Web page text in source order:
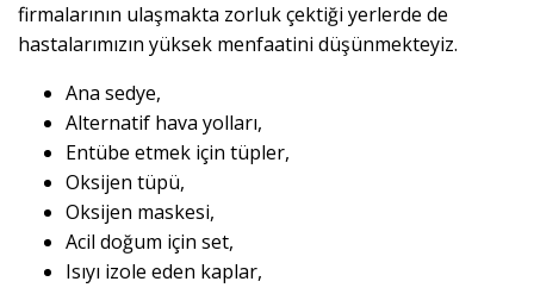
firmalarının ulaşmakta zorluk çektiği yerlerde de
hastalarımızın yüksek menfaatini düşünmekteyiz.
Ana sedye,
Alternatif hava yolları,
Entübe etmek için tüpler,
Oksijen tüpü,
Oksijen maskesi,
Acil doğum için set,
Isıyı izole eden kaplar,